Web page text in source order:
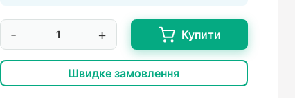
- + Купити
Швидке замовлення